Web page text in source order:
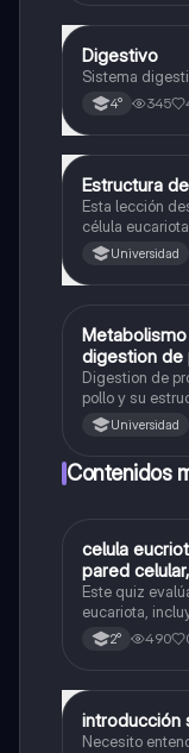
Biología
Digestivo
Sistema
4° 345
Biología
Estructura
Esta lección
célula
el citoplasma,
plasmática.
Universidad
Biología
digestion de
Digestion de
pollo y su
eliminacion
Universidad
Contenidos
CBiología
celula
pared celular,
nombre se
Este quiz
eucariota,
núcleo, pared
2° 490
Biología
introducción
Necesito